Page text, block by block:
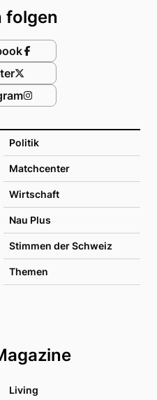
Politik
Matchcenter
Wirtschaft
Nau Plus
Stimmen der Schweiz
Themen
Living
folgen